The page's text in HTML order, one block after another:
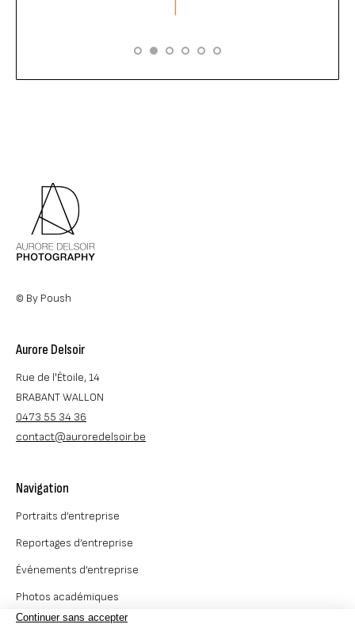
© By Poush
BRABANT WALLON
0473 55 34 36
contact@auroredelsoir.be
Navigation